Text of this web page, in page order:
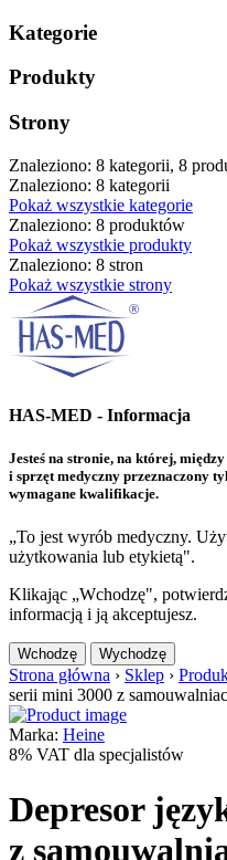
Kategorie
Produkty
Strony
Znaleziono: 8 kategorii, 8
Znaleziono: 8 kategorii
Pokaż wszystkie kategorie
Znaleziono: 8 produktów
Pokaż wszystkie produkty
Znaleziono: 8 stron
Pokaż wszystkie strony
HAS-MED - Informacja
Jesteś na stronie, na której,
i sprzęt medyczny przeznaczony
wymagane kwalifikacje.
„To jest wyrób medyczny.
użytkowania lub etykietą".
Klikając „Wchodzę",
informacją i ją akceptujesz.
Wchodzę Wychodzę
Strona główna › Sklep ›
serii mini 3000 z
Marka: Heine
8% VAT dla specjalistów
Depresor
z